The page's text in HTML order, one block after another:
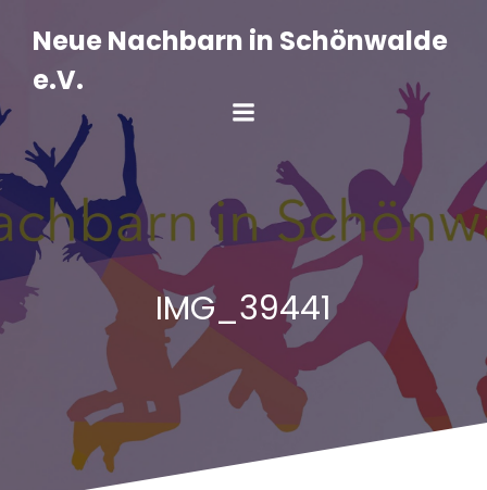
Inhalt
springenNeue Nachbarn in Schönwalde
e.V.
IMG_39441